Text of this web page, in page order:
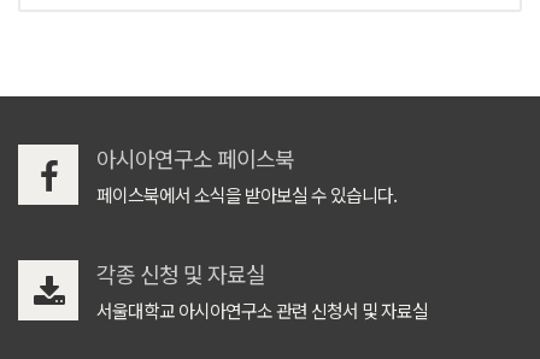
아시아연구소 페이스북
페이스북에서 소식을 받아보실 수 있습니다.
각종 신청 및 자료실
서울대학교 아시아연구소 관련 신청서 및 자료실